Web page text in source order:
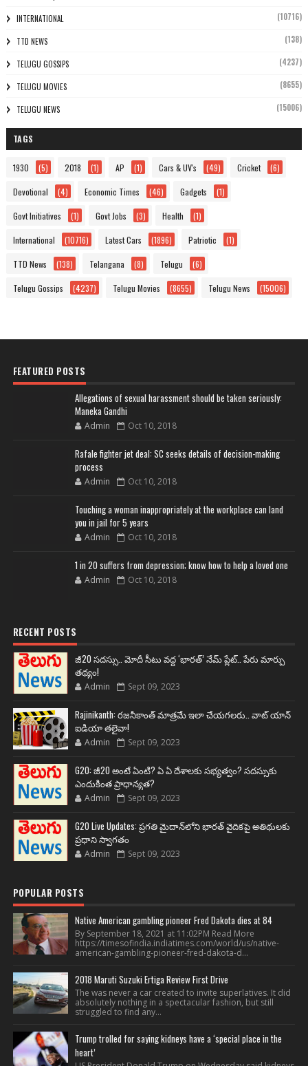
INTERNATIONAL (10716)
TTD NEWS (138)
TELUGU GOSSIPS (4237)
TELUGU MOVIES (8655)
TELUGU NEWS (15006)
TAGS
1930 (5) 2018 (1) AP (1) Cars & UV's (49) Cricket (6)
Devotional (4) Economic Times (46) Gadgets (1)
Govt Initiatives (1) Govt Jobs (3) Health (1)
International (10716) Latest Cars (1896) Patriotic (1)
TTD News (138) Telangana (8) Telugu (6)
Telugu Gossips (4237) Telugu Movies (8655) Telugu News (15006)
FEATURED POSTS
Allegations of sexual harassment should be taken seriously:
Maneka Gandhi
Admin Oct 10, 2018
Rafale fighter jet deal: SC seeks details of decision-making
process
Admin Oct 10, 2018
Touching a woman inappropriately at the workplace can land
you in jail for 5 years
Admin Oct 10, 2018
1 in 20 suffers from depression; know how to help a loved one
Admin Oct 10, 2018
RECENT POSTS
జీ20 సదస్సు.. మోదీ సీటు వద్ద ‘భారత్’ నేమ్ ప్లేట్‌.. పేరు మార్పు
తథ్యం!
Admin Sept 09, 2023
Rajinikanth: రజనీకాంత్ మాత్రమే ఇలా చేయగలరు.. వాట్ యాన్
ఐడియా తలైవా!
Admin Sept 09, 2023
G20: జీ20 అంటే ఏంటి? ఏ ఏ దేశాలకు సభ్యత్వం? సదస్సుకు
ఎందుకింత ప్రాధాన్యత?
Admin Sept 09, 2023
G20 Live Updates: ప్రగతి మైదాన్‌లోని భారత్ వైదికపై అతిథులకు
ప్రధాని స్వాగతం
Admin Sept 09, 2023
POPULAR POSTS
Native American gambling pioneer Fred Dakota dies at 84
By September 18, 2021 at 11:02PM Read More
https://timesofindia.indiatimes.com/world/us/native-
american-gambling-pioneer-fred-dakota-d...
2018 Maruti Suzuki Ertiga Review First Drive
The was never a car created to invite superlatives. It did
absolutely nothing in a spectacular fashion, but still
struggled to find any...
Trump trolled for saying kidneys have a ‘special place in the
heart’